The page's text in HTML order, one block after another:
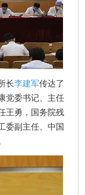
长李建军传达了
党委书记、主任
王勇，国务院残
委副主任、中国